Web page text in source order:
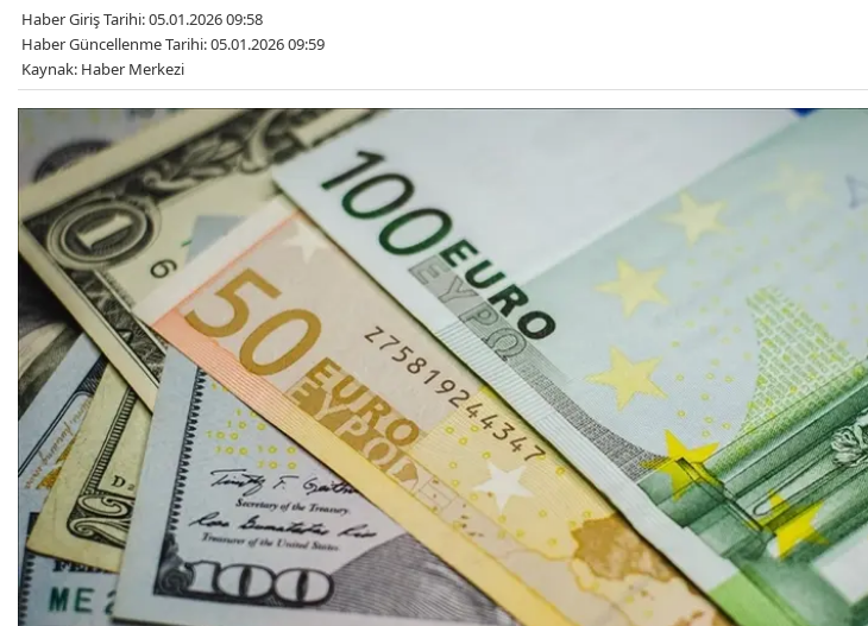
Haber Giriş Tarihi: 05.01.2026 09:58
Haber Güncellenme Tarihi: 05.01.2026 09:59
Kaynak: Haber Merkezi